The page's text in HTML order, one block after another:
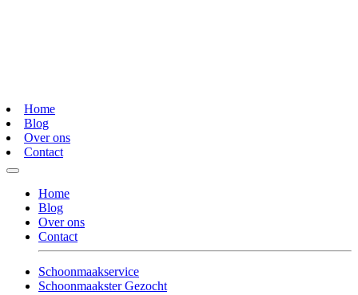
Home
Blog
Over ons
Contact
Home
Blog
Over ons
Contact
Schoonmaakservice
Schoonmaakster Gezocht